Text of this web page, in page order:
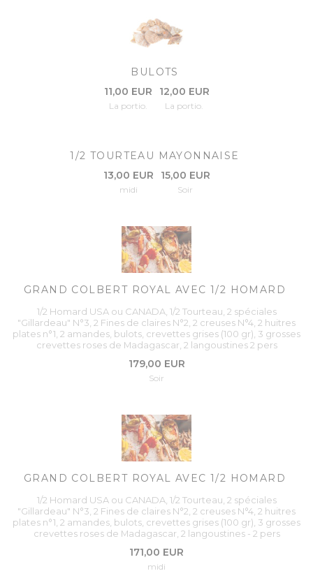
BULOTS
11,00 EUR
La portio.
12,00 EUR
La portio.
1/2 TOURTEAU MAYONNAISE
13,00 EUR
midi
15,00 EUR
Soir
GRAND COLBERT ROYAL AVEC 1/2 HOMARD
1/2 Homard USA ou CANADA, 1/2 Tourteau, 2 spéciales
"Gillardeau" N°3, 2 Fines de claires N°2, 2 creuses N°4, 2 huitres
plates n°1, 2 amandes, bulots, crevettes grises (100 gr), 3 grosses
crevettes roses de Madagascar, 2 langoustines 2 pers
179,00 EUR
Soir
GRAND COLBERT ROYAL AVEC 1/2 HOMARD
1/2 Homard USA ou CANADA, 1/2 Tourteau, 2 spéciales
"Gillardeau" N°3, 2 Fines de claires N°2, 2 creuses N°4, 2 huitres
plates n°1, 2 amandes, bulots, crevettes grises (100 gr), 3 grosses
crevettes roses de Madagascar, 2 langoustines - 2 pers
171,00 EUR
midi